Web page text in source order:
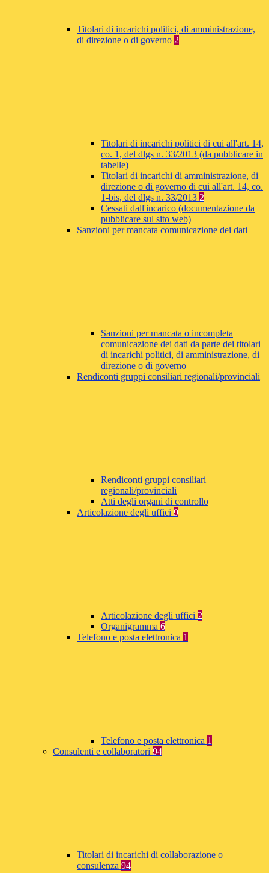
Titolari di incarichi politici, di amministrazione,
di direzione o di governo 2
Titolari di incarichi politici di cui all'art. 14,
co. 1, del dlgs n. 33/2013 (da pubblicare in
tabelle)
Titolari di incarichi di amministrazione, di
direzione o di governo di cui all'art. 14, co.
1-bis, del dlgs n. 33/2013 2
Cessati dall'incarico (documentazione da
pubblicare sul sito web)
Sanzioni per mancata comunicazione dei dati
Sanzioni per mancata o incompleta
comunicazione dei dati da parte dei titolari
di incarichi politici, di amministrazione, di
direzione o di governo
Rendiconti gruppi consiliari regionali/provinciali
Rendiconti gruppi consiliari
regionali/provinciali
Atti degli organi di controllo
Articolazione degli uffici 9
Articolazione degli uffici 2
Organigramma 6
Telefono e posta elettronica 1
Telefono e posta elettronica 1
Consulenti e collaboratori 94
Titolari di incarichi di collaborazione o
consulenza 94